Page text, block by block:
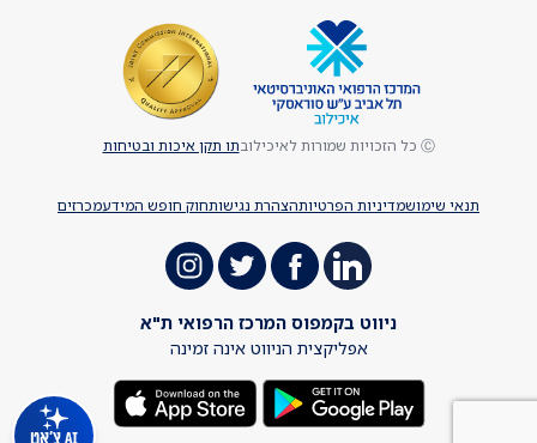
AI צ'אט
תנאי שימושמדיניות הפרטיותהצהרת נגישותחוק חופש המידעמכרזים
Ⓒ כל הזכויות שמורות לאיכילוב תו תקן איכות ובטיחות
ניווט בקמפוס המרכז הרפואי ת"א
אפליקצית הניווט אינה זמינה